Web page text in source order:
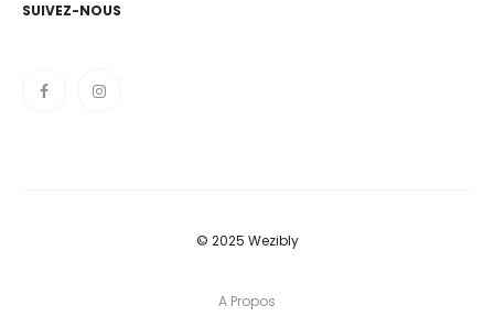
SUIVEZ-NOUS
© 2025 Wezibly
A Propos